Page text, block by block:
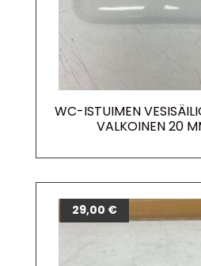
WC-ISTUIMEN
VALKOINEN 20
29,00 €